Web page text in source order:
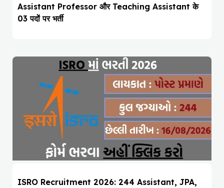
Assistant Professor और Teaching Assistant के
03 पदों पर भर्ती
ISRO Recruitment 2026: 244 Assistant, JPA,